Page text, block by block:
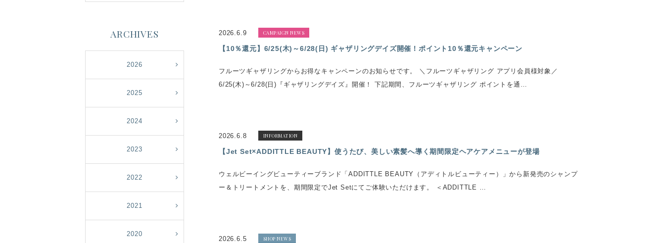
2026.6.9 CAMPAIGN NEWS
【10％還元】6/25(木)～6/28(日) ギャザリングデイズ開催！ポイント10％還元キャンペーン
フルーツギャザリングからお得なキャンペーンのお知らせです。 ＼フルーツギャザリング アプリ会員様対象／
6/25(木)～6/28(日)『ギャザリングデイズ』開催！ 下記期間、フルーツギャザリング ポイントを通…
2026.6.8 INFORMATION
【Jet Set×ADDITTLE BEAUTY】使うたび、美しい素髪へ導く期間限定ヘアケアメニューが登場
ウェルビーイングビューティーブランド「ADDITTLE BEAUTY（アディトルビューティー）」から新発売のシャンプ
ー＆トリートメントを、期間限定でJet Setにてご体験いただけます。 ＜ADDITTLE …
2026.6.5 SHOP NEWS
ARCHIVES
2026
2025
2024
2023
2022
2021
2020